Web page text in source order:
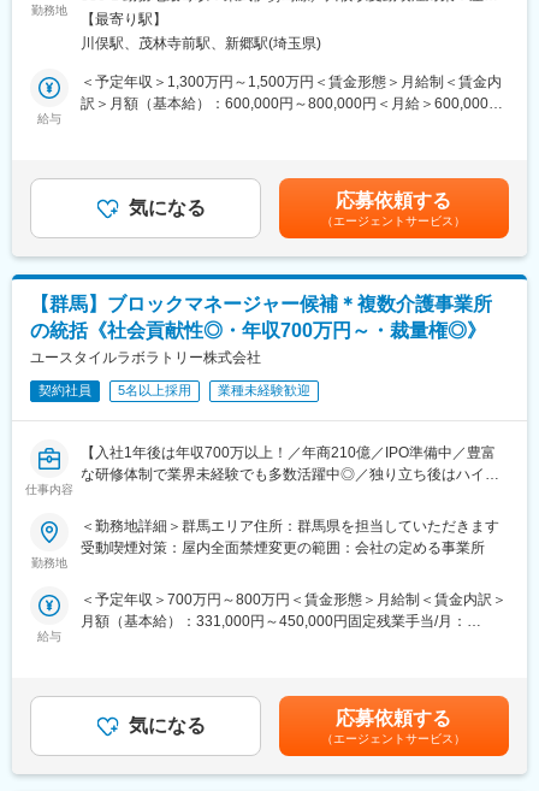
ンニングを行い、そのアウトプットをS&OPプロセスや予算策定
に統合です。ハイレベルな市場分析や経営層への提言を行う、上
流工程の役割です。
不確実性の高い市場環境において、需要を単一予測で固定せず、
顧客・市場・マクロ環境（経済、地政学、規制等）・業界構造・
また、Scenario Planning（業界分析＋マクロ環境分析を含む）を
軸としたAdvanced Planning運用をリードし、S&OPに整合した市
場観（Aligned Market View）を形成いただきます。
・需要を多角的に捉える情報統合
・ビジネス環境の分析・シナリオ作成
・Scenario Planning会議のファシリテーション
・意思決定パッケージ化
・シナリオ選定・意思決定
・早期警戒とアップデート運用
・高度なS&OPへの組み込み
・エグゼクティブ向けコミュニケーション
■やりがい
クロレベルのシナリオプランニング機能を社内に新設するため、
その新部署の立ち上げと運用設計を担っていただけます
業はもちろん半導体業界全体を俯瞰できる視野を育成できます
頼性の向上を通じて、社会の持続可能な発展に寄与しています。
主力製品となる半導体試験装置は世界シェア1位で、海外売上高比
率は9割を超えています。健康経営優良法人（ホワイト500）にも
勤務地
全面禁煙変更の範囲：会社の定める事業所（リモートワーク含
む）
【最寄り駅】
川俣駅、茂林寺前駅、新郷駅(埼玉県)
給与
＜予定年収＞1,300万円～1,500万円＜賃金形態＞月給制＜賃金内
訳＞月額（基本給）：600,000円～800,000円＜月給＞600,000円
想定賃金はあくまでも目安の金額であり、選考を通じて上下する
可能性があります。月給(月額)は固定手当を含めた表記です。
気になる 応募依頼する
（エージェントサービス）
【群馬】ブロックマネージャー候補＊複数介護事業所
の統括《社会貢献性◎・年収700万円～・裁量権◎》
ユースタイルラボラトリー株式会社
契約社員 5名以上採用 業種未経験歓迎
仕事内容
【入社1年後は年収700万以上！／年商210億／IPO準備中／豊富
な研修体制で業界未経験でも多数活躍中◎／独り立ち後はハイブ
重度障害のある方や高齢者の方等に医療的ケアサービスを行う訪
ジャー候補を募集します。
★下記インタビューをぜひご覧ください！
・部門の運営、売上管理
・営業活動
・サービス提供管理・保守
・ご利用者様やご家族へのヒアリング、サービス設計・立上げ
勤務地
＜勤務地詳細＞群馬エリア住所：群馬県を担当していただきます
受動喫煙対策：屋内全面禁煙変更の範囲：会社の定める事業所
給与
＜予定年収＞700万円～800万円＜賃金形態＞月給制＜賃金内訳＞
月額（基本給）：331,000円～450,000円固定残業手当/月：
有■賞与：年2回※前職給与を考慮※経験・スキル・スタートポジシ
ョンにおいて異なる※評価により昇格・昇給あり※エリアにより地
域加算手当分が異なる※時間外手当は別途全額支給賃金はあくまで
も目安の金額であり、選考を通じて上下する可能性があります。
気になる 応募依頼する
（エージェントサービス）